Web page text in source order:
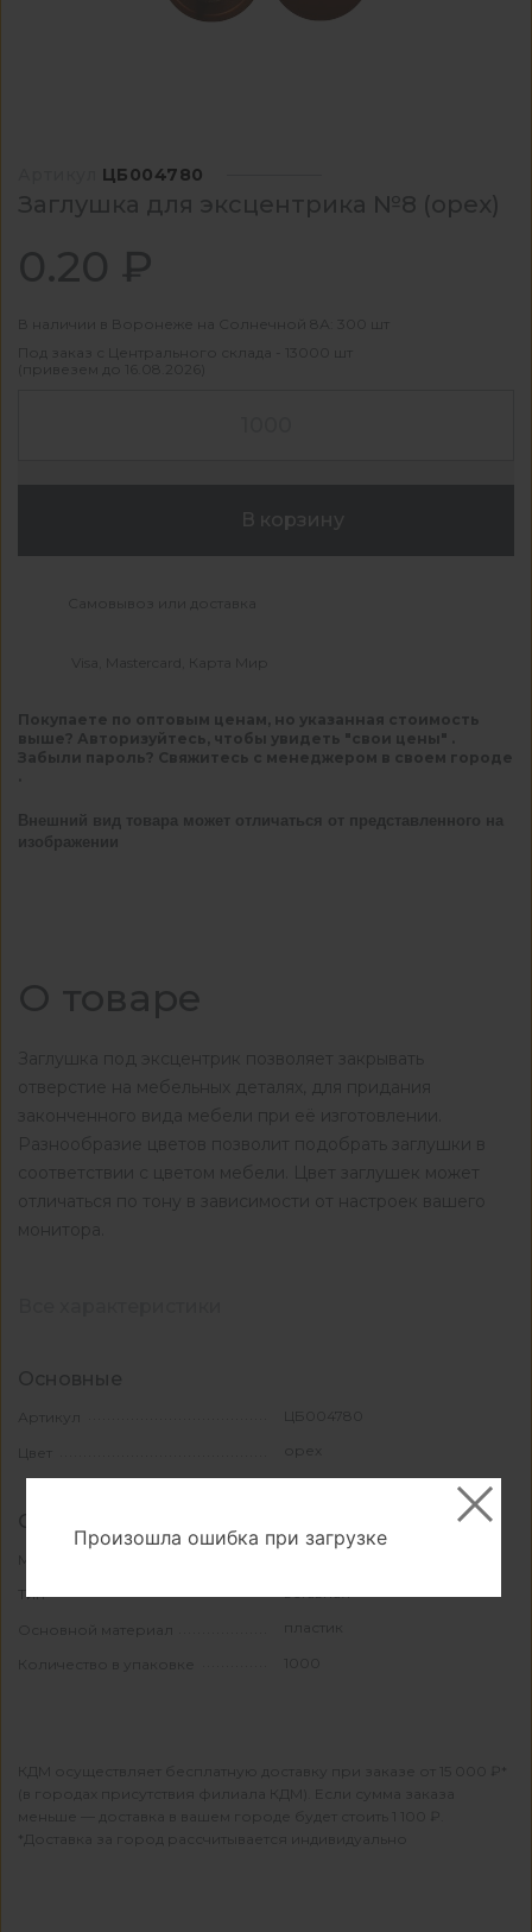
ЦБ004780
Заглушка для эксцентрика №8 (орех)
0.20 ₽
В наличии в Воронеже на Солнечной 8А: 300 шт
Под заказ с Центрального склада - 13000 шт
(привезем до 16.08.2026)
В корзину
Самовывоз или доставка
Visa, Mastercard, Карта Мир
Покупаете по оптовым ценам, но указанная стоимость
выше? Авторизуйтесь, чтобы увидеть "свои цены" .
Забыли пароль? Свяжитесь с менеджером в своем городе
Внешний вид товара может отличаться от представленного на
изображении
О товаре
Заглушка под эксцентрик позволяет закрывать
отверстие на мебельных деталях, для придания
законченного вида мебели при её изготовлении.
Разнообразие цветов позволит подобрать заглушки в
соответствии с цветом мебели. Цвет заглушек может
отличаться по тону в зависимости от настроек вашего
монитора.
Основные
Артикул ЦБ004780
Цвет орех
Свойства и материалы
Тип вставная
Основной материал пластик
Количество в упаковке 1000
КДМ осуществляет бесплатную доставку при заказе от 15 000 ₽*
(в городах присутствия филиала КДМ). Если сумма заказа
меньше — доставка в вашем городе будет стоить 1 100 ₽.
*Доставка за город рассчитывается индивидуально
Произошла ошибка при загрузке